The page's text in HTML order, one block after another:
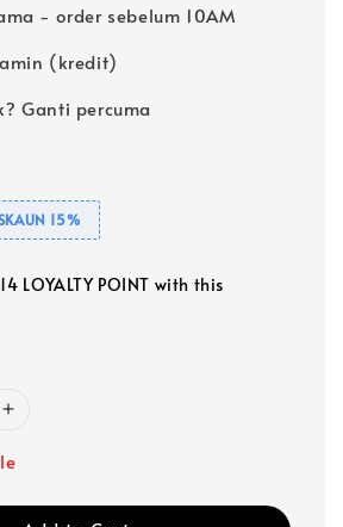
- order sebelum 10AM
(kredit)
Ganti percuma
15%
LOYALTY POINT with this